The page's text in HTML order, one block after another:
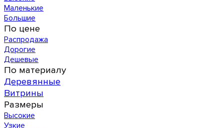
Маленькие
Большие
По цене
Распродажа
Дорогие
Дешевые
По материалу
Деревянные
Витрины
Размеры
Высокие
Узкие